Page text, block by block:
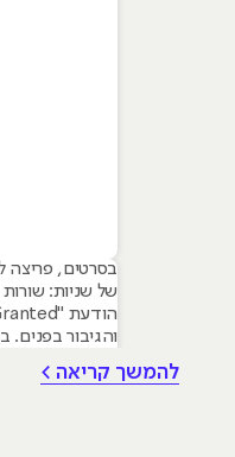
בסרטים, פריצה
של שניות:
והגיבור
כדי להבין איך
להמשך קריאה >